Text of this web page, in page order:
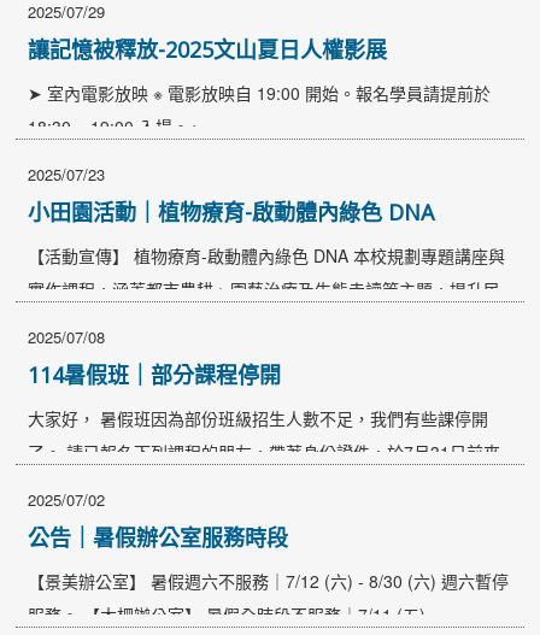
本校行政人員電話聯繫面談時間，未通過書審初審則恕不另行通
聘審會議)階段，最後會至教育局審查。 過審查的課程需參加本校
115年1月5日至1月9日試教暨課程體驗活動(115冬日新談)。…
日前刷退。 ※另有部分課程尚在確認中，將採滾動式調整更新。
若有異動，我們將隨時更新，敬請持續留意本公告。 停開課程一
覽 252021 透視電影中的氣候秘密 苟潔予 252024…
2025/07/29
讓記憶被釋放-2025文山夏日人權影展
➤ 室內電影放映 ※ 電影放映自 19:00 開始。報名學員請提前於
18:30 ~ 19:00 入場。※…
2025/07/23
小田園活動｜植物療育-啟動體內綠色 DNA
【活動宣傳】 植物療育-啟動體內綠色 DNA 本校規劃專題講座與
實作課程，涵蓋都市農耕、園藝治療及生態走讀等主題，提升民
能力。透過園藝治療結合人體五感與心靈體驗，促進身心健康與
自然和諧互動。讓民眾透過實際操作深化學習，提升對永續生活
的認知，共同打造綠色宜居的社區環境。 ▌活動時間：2025年8
月5日（週二）晚上7:00-9:00 ▌活動地點：景美國中 ▌授課講
師：賴季君/CHT國際園藝治療師 ▌活動費用：全程免費，當天會
有手作DIY ▌活動聯絡人：文山社大 董小姐…
2025/07/08
114暑假班｜部分課程停開
大家好， 暑假班因為部份班級招生人數不足，我們有些課停開
了。 請已報名下列課程的朋友，帶著身份證件，於7月31日前來
日前刷退。 ※另有部分課程尚在確認中，將採滾動式調整更新。
若有異動，我們將隨時更新，敬請持續留意本公告。 停開課程一
覽 253001 3分鐘找回專注力(週三+四，共三週) 毛柏翔
253002…
2025/07/02
公告｜暑假辦公室服務時段
【景美辦公室】 暑假週六不服務｜7/12 (六) - 8/30 (六) 週六暫停
服務。 【木柵辦公室】 暑假全時段不服務｜7/11 (五)…